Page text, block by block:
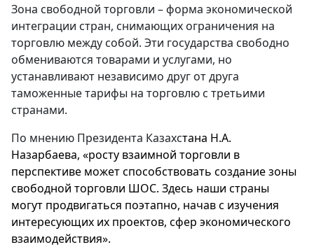
Зона свободной торговли – форма экономической
интеграции стран, снимающих ограничения на
торговлю между собой. Эти государства свободно
обмениваются товарами и услугами, но
устанавливают независимо друг от друга
таможенные тарифы на торговлю с третьими
странами.
По мнению Президента Казахстана Н.А.
Назарбаева, «росту взаимной торговли в
перспективе может способствовать создание зоны
свободной торговли ШОС. Здесь наши страны
могут продвигаться поэтапно, начав с изучения
интересующих их проектов, сфер экономического
взаимодействия».